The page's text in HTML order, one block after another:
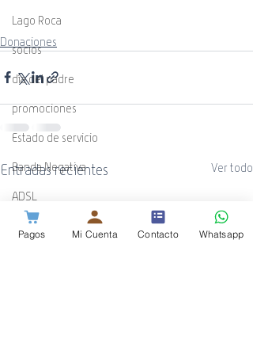
Lago Roca
socios
día del padre
promociones
Estado de servicio
Banda Negativa
ADSL
WiFi
Donaciones
Entradas recientes Ver todo
Pagos Mi Cuenta Contacto Whatsapp